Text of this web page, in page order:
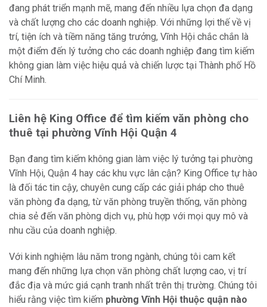
đang phát triển mạnh mẽ, mang đến nhiều lựa chọn đa dạng
và chất lượng cho các doanh nghiệp. Với những lợi thế về vị
trí, tiện ích và tiềm năng tăng trưởng, Vĩnh Hội chắc chắn là
một điểm đến lý tưởng cho các doanh nghiệp đang tìm kiếm
không gian làm việc hiệu quả và chiến lược tại Thành phố Hồ
Chí Minh.
Liên hệ King Office để tìm kiếm văn phòng cho
thuê tại phường Vĩnh Hội Quận 4
Bạn đang tìm kiếm không gian làm việc lý tưởng tại phường
Vĩnh Hội, Quận 4 hay các khu vực lân cận? King Office tự hào
là đối tác tin cậy, chuyên cung cấp các giải pháp cho thuê
văn phòng đa dạng, từ văn phòng truyền thống, văn phòng
chia sẻ đến văn phòng dịch vụ, phù hợp với mọi quy mô và
nhu cầu của doanh nghiệp.
Với kinh nghiệm lâu năm trong ngành, chúng tôi cam kết
mang đến những lựa chọn văn phòng chất lượng cao, vị trí
đắc địa và mức giá cạnh tranh nhất trên thị trường. Chúng tôi
hiểu rằng việc tìm kiếm phường Vĩnh Hội thuộc quận nào